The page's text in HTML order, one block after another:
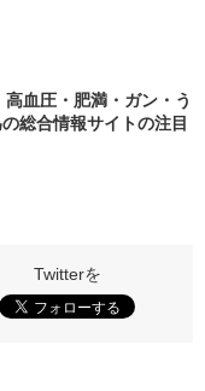
血圧・肥満・ガン・う
総合情報サイトの注目